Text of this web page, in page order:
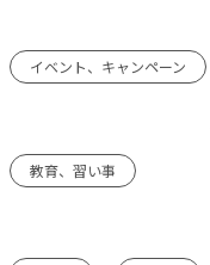
イベント、キャンペーン
教育、習い事